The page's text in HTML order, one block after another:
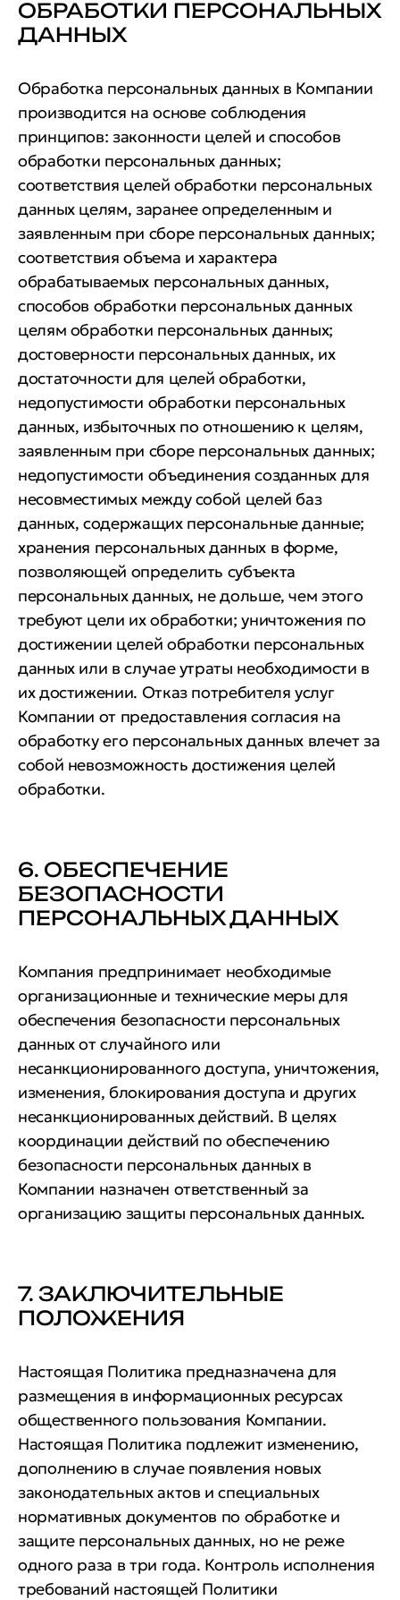
ОБРАБОТКИ ПЕРСОНАЛЬНЫХ
ДАННЫХ
Обработка персональных данных в Компании
производится на основе соблюдения
принципов: законности целей и способов
обработки персональных данных;
соответствия целей обработки персональных
данных целям, заранее определенным и
заявленным при сборе персональных данных;
соответствия объема и характера
обрабатываемых персональных данных,
способов обработки персональных данных
целям обработки персональных данных;
достоверности персональных данных, их
достаточности для целей обработки,
недопустимости обработки персональных
данных, избыточных по отношению к целям,
заявленным при сборе персональных данных;
недопустимости объединения созданных для
несовместимых между собой целей баз
данных, содержащих персональные данные;
хранения персональных данных в форме,
позволяющей определить субъекта
персональных данных, не дольше, чем этого
требуют цели их обработки; уничтожения по
достижении целей обработки персональных
данных или в случае утраты необходимости в
их достижении. Отказ потребителя услуг
Компании от предоставления согласия на
обработку его персональных данных влечет за
собой невозможность достижения целей
обработки.
6. ОБЕСПЕЧЕНИЕ
БЕЗОПАСНОСТИ
ПЕРСОНАЛЬНЫХ ДАННЫХ
Компания предпринимает необходимые
организационные и технические меры для
обеспечения безопасности персональных
данных от случайного или
несанкционированного доступа, уничтожения,
изменения, блокирования доступа и других
несанкционированных действий. В целях
координации действий по обеспечению
безопасности персональных данных в
Компании назначен ответственный за
организацию защиты персональных данных.
7. ЗАКЛЮЧИТЕЛЬНЫЕ
ПОЛОЖЕНИЯ
Настоящая Политика предназначена для
размещения в информационных ресурсах
общественного пользования Компании.
Настоящая Политика подлежит изменению,
дополнению в случае появления новых
законодательных актов и специальных
нормативных документов по обработке и
защите персональных данных, но не реже
одного раза в три года. Контроль исполнения
требований настоящей Политики